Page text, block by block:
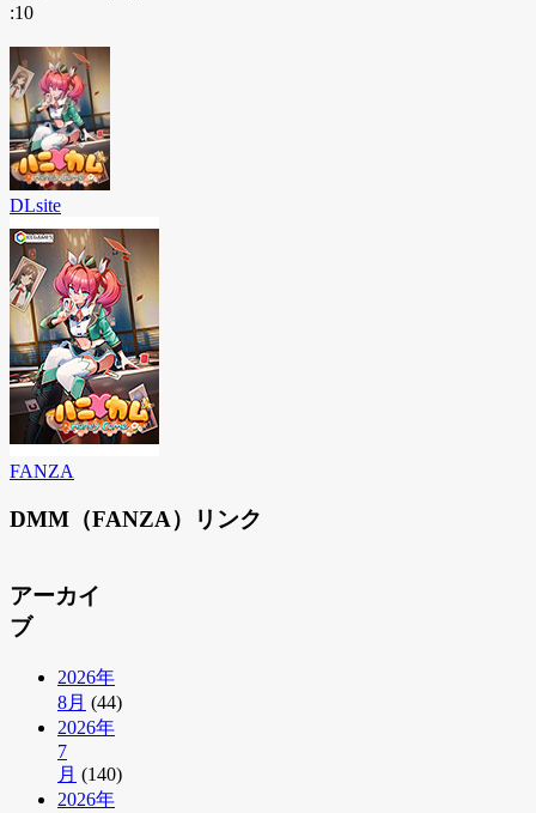
:10
DLsite
FANZA
DMM（FANZA）リンク
アーカイ
ブ
2026年
8月 (44)
2026年
7
月 (140)
2026年